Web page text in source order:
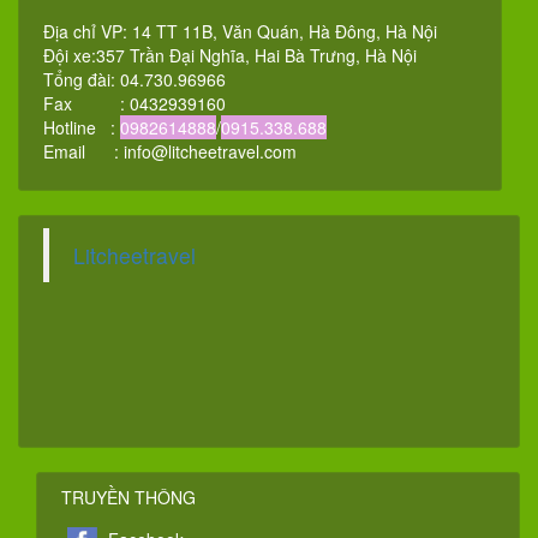
Địa chỉ VP: 14 TT 11B, Văn Quán, Hà Đông, Hà Nội
Đội xe:357 Trần Đại Nghĩa, Hai Bà Trưng, Hà Nội
Tổng đài: 04.730.96966
Fax : 0432939160
Hotline : 0982614888/0915.338.688
Email : info@litcheetravel.com
Litcheetravel
TRUYỀN THÔNG